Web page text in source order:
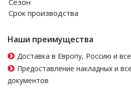
Сезон
Срок производства
Наши преимущества
Доставка в Европу, Россию и
Предоставление накладных и
документов